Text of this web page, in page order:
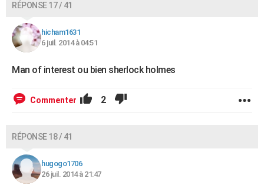
RÉPONSE 17 / 41
hicham1631
6 juil. 2014 à 04:51
Man of interest ou bien sherlock holmes
Commenter 2
RÉPONSE 18 / 41
hugogo1706
26 juil. 2014 à 21:47